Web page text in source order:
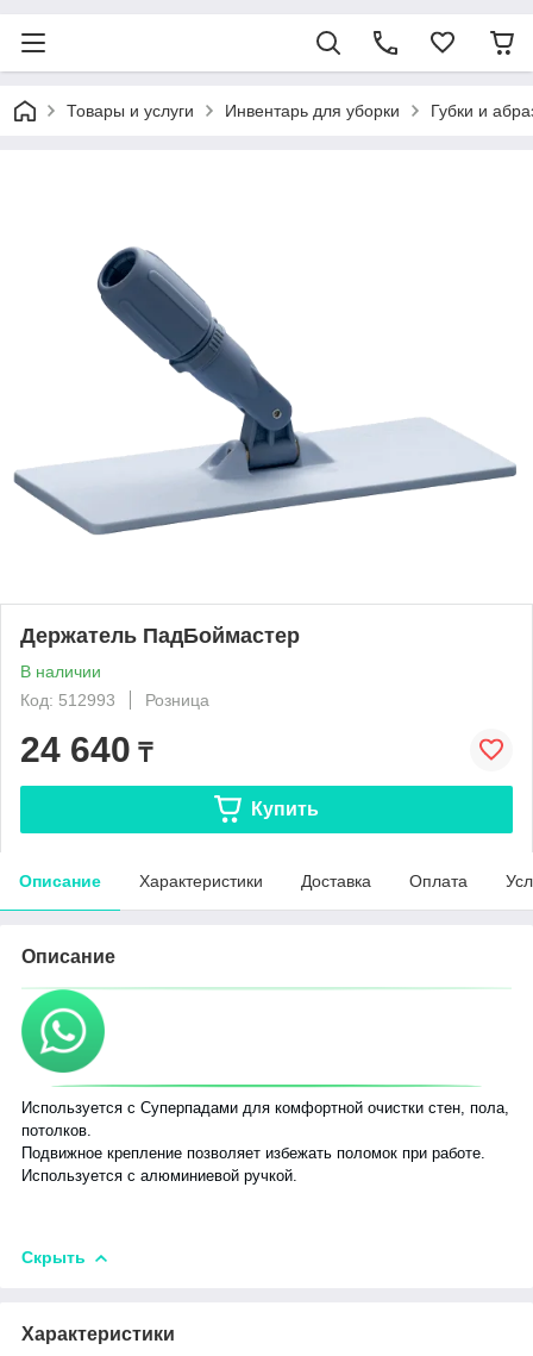
Товары и услуги Инвентарь для уборки Губки и
Держатель ПадБоймастер
В наличии
Код: 512993
Розница
24 640 ₸
Купить
Описание Характеристики Доставка Оплата
Описание
Используется с Суперпадами для комфортной очистки стен, пола,
потолков.
Подвижное крепление позволяет избежать поломок при работе.
Используется с алюминиевой ручкой.
Скрыть
Характеристики